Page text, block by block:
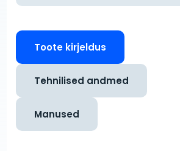
Toote kirjeldus
Tehnilised andmed
Manused